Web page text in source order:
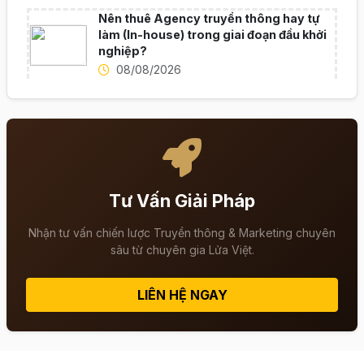
Nên thuê Agency truyền thông hay tự
làm (In-house) trong giai đoạn đầu khởi
nghiệp?
08/08/2026
Tư Vấn Giải Pháp
Nhận tư vấn chiến lược Truyền thông & Marketing chuyên
sâu từ chuyên gia Lửa Việt.
LIÊN HỆ NGAY